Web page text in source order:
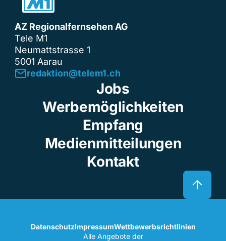
AZ Regionalfernsehen AG
Tele M1
Neumattstrasse 1
5001 Aarau
redaktion@telem1.ch
Jobs
Werbemöglichkeiten
Empfang
Medienmitteilungen
Kontakt
DatenschutzImpressumWettbewerbsrichtlinien
Alle Angebote der